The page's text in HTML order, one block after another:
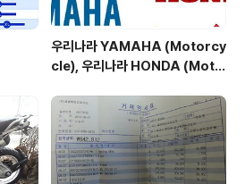
우리나라 YAMAHA (Motorcy
cle), 우리나라 HONDA (Moto